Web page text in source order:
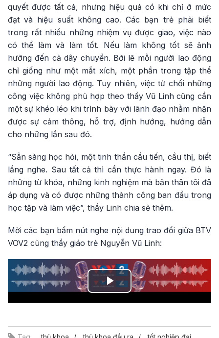
quyết được tất cả, nhưng hiệu quả có khi chỉ ở mức
đạt và hiệu suất không cao. Các bạn trẻ phải biết
trong rất nhiều những nhiệm vụ được giao, việc nào
có thể làm và làm tốt. Nếu làm không tốt sẽ ảnh
hưởng đến cả dây chuyền. Bởi lẽ mỗi người lao động
chỉ giống như một mắt xích, một phần trong tập thể
những người lao động. Tuy nhiên, việc từ chối những
công việc không phù hợp theo thầy Vũ Linh cũng cần
một sự khéo léo khi trình bày với lãnh đạo nhằm nhận
được sự cảm thông, hỗ trợ, định hướng, hướng dẫn
cho những lần sau đó.
“Sẵn sàng học hỏi, một tinh thần cầu tiến, cầu thị, biết
lắng nghe. Sau tất cả thì cần thực hành ngay. Đó là
những từ khóa, những kinh nghiệm mà bản thân tôi đã
áp dụng và có được những thành công ban đầu trong
học tập và làm việc”, thầy Linh chia sẻ thêm.
Mời các bạn bấm nút nghe nội dung trao đổi giữa BTV
VOV2 cùng thầy giáo trẻ Nguyễn Vũ Linh:
Play